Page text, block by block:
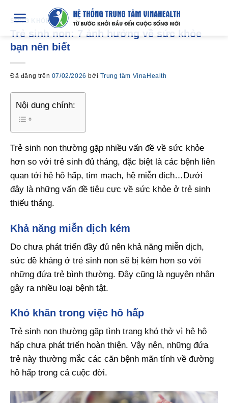
dung
SỐNG KHỎE
Trẻ sinh non: 7 ảnh hưởng về sức khỏe
bạn nên biết
Đã đăng trên 07/02/2026 bởi Trung tâm VinaHealth
Nội dung chính:
Trẻ sinh non thường gặp nhiều vấn đề về sức khỏe
hơn so với trẻ sinh đủ tháng, đặc biệt là các bệnh liên
quan tới hệ hô hấp, tim mạch, hệ miễn dịch…Dưới
đây là những vấn đề tiêu cực về sức khỏe ở trẻ sinh
thiếu tháng.
Khả năng miễn dịch kém
Do chưa phát triển đầy đủ nên khả năng miễn dịch,
sức đề kháng ở trẻ sinh non sẽ bị kém hơn so với
những đứa trẻ bình thường. Đây cũng là nguyên nhân
gây ra nhiều loại bệnh tật.
Khó khăn trong việc hô hấp
Trẻ sinh non thường gặp tình trạng khó thở vì hệ hô
hấp chưa phát triển hoàn thiện. Vậy nên, những đứa
trẻ này thường mắc các căn bệnh mãn tính về đường
hô hấp trong cả cuộc đời.